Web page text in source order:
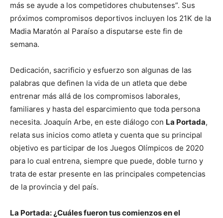
más se ayude a los competidores chubutenses”. Sus
próximos compromisos deportivos incluyen los 21K de la
Madia Maratón al Paraíso a disputarse este fin de
semana.
Dedicación, sacrificio y esfuerzo son algunas de las
palabras que definen la vida de un atleta que debe
entrenar más allá de los compromisos laborales,
familiares y hasta del esparcimiento que toda persona
necesita. Joaquín Arbe, en este diálogo con La Portada,
relata sus inicios como atleta y cuenta que su principal
objetivo es participar de los Juegos Olímpicos de 2020
para lo cual entrena, siempre que puede, doble turno y
trata de estar presente en las principales competencias
de la provincia y del país.
La Portada: ¿Cuáles fueron tus comienzos en el